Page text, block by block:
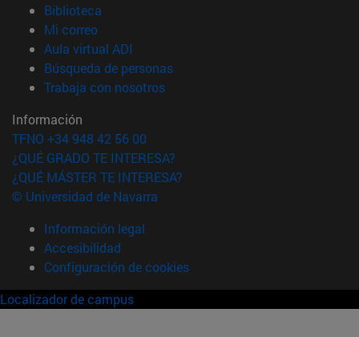
Biblioteca
Mi correo(abre en nueva ventana)
Aula virtual ADI
Búsqueda de personas(abre en nueva ventana)
Trabaja con nosotros(abre en nueva ventana)
Información
TFNO +34 948 42 56 00
¿QUÉ GRADO TE INTERESA?
¿QUÉ MÁSTER TE INTERESA?
© Universidad de Navarra
Información legal
Accesibilidad
Configuración de cookies
Localizador de campus